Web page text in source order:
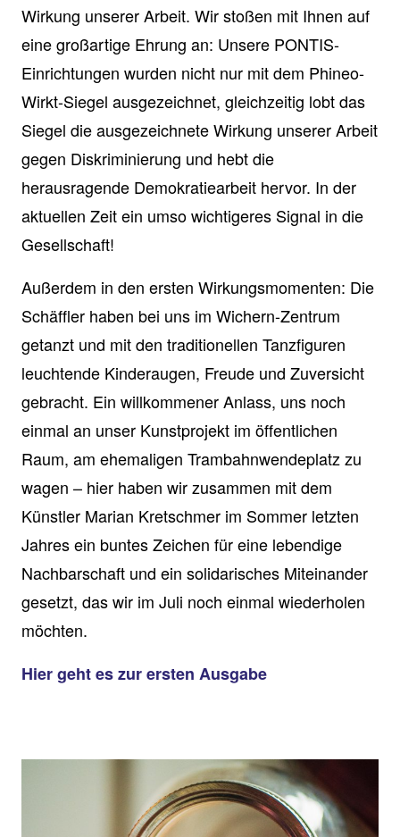
Wirkung unserer Arbeit. Wir stoßen mit Ihnen auf
eine großartige Ehrung an: Unsere PONTIS-
Einrichtungen wurden nicht nur mit dem Phineo-
Wirkt-Siegel ausgezeichnet, gleichzeitig lobt das
Siegel die ausgezeichnete Wirkung unserer Arbeit
gegen Diskriminierung und hebt die
herausragende Demokratiearbeit hervor. In der
aktuellen Zeit ein umso wichtigeres Signal in die
Gesellschaft!
Außerdem in den ersten Wirkungsmomenten: Die
Schäffler haben bei uns im Wichern-Zentrum
getanzt und mit den traditionellen Tanzfiguren
leuchtende Kinderaugen, Freude und Zuversicht
gebracht. Ein willkommener Anlass, uns noch
einmal an unser Kunstprojekt im öffentlichen
Raum, am ehemaligen Trambahnwendeplatz zu
wagen – hier haben wir zusammen mit dem
Künstler Marian Kretschmer im Sommer letzten
Jahres ein buntes Zeichen für eine lebendige
Nachbarschaft und ein solidarisches Miteinander
gesetzt, das wir im Juli noch einmal wiederholen
möchten.
Hier geht es zur ersten Ausgabe